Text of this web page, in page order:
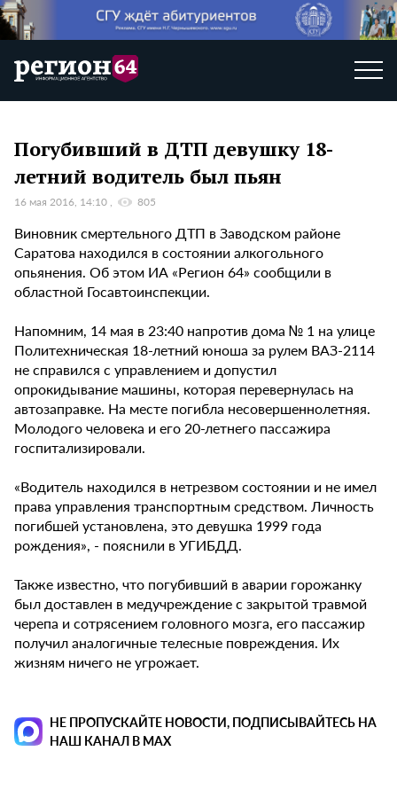
Погубивший в ДТП девушку 18-
летний водитель был пьян
16 мая 2016, 14:10 805
Виновник смертельного ДТП в Заводском районе
Саратова находился в состоянии алкогольного
опьянения. Об этом ИА «Регион 64» сообщили в
областной Госавтоинспекции.
Напомним, 14 мая в 23:40 напротив дома № 1 на улице
Политехническая 18-летний юноша за рулем ВАЗ-2114
не справился с управлением и допустил
опрокидывание машины, которая перевернулась на
автозаправке. На месте погибла несовершеннолетняя.
Молодого человека и его 20-летнего пассажира
госпитализировали.
«Водитель находился в нетрезвом состоянии и не имел
права управления транспортным средством. Личность
погибшей установлена, это девушка 1999 года
рождения», - пояснили в УГИБДД.
Также известно, что погубивший в аварии горожанку
был доставлен в медучреждение с закрытой травмой
черепа и сотрясением головного мозга, его пассажир
получил аналогичные телесные повреждения. Их
жизням ничего не угрожает.
НЕ ПРОПУСКАЙТЕ НОВОСТИ, ПОДПИСЫВАЙТЕСЬ НА
НАШ КАНАЛ В MAX